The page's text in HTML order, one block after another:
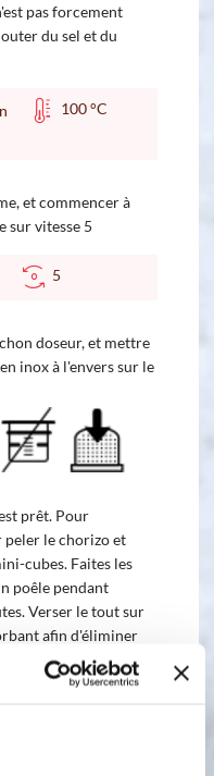
pas forcement
du sel et du
100 °C
et commencer à
sur vitesse 5
5
doseur, et mettre
inox à l'envers sur le
prêt. Pour
peler le chorizo et
cubes. Faites les
poêle pendant
Verser le tout sur
afin d'éliminer
velouté dans un bol
chorizo croustillant.